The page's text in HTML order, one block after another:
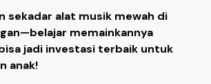
sekadar alat musik mewah di
memainkannya
jadi investasi terbaik untuk
anak!